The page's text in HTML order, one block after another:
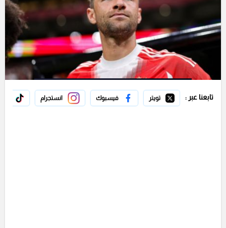
تابعنا عبر : تويتر فيسبوك انستجرام